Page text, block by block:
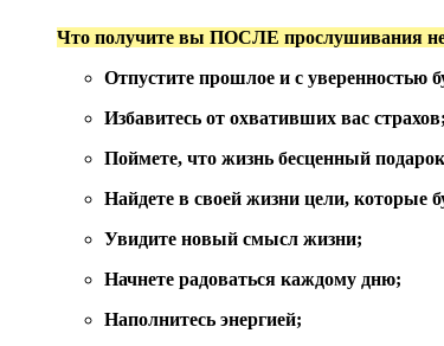
Что получите вы ПОСЛЕ прослушивания
Отпустите прошлое и с уверенностью
Избавитесь от охвативших вас страхов;
Поймете, что жизнь бесценный
Найдете в своей жизни цели, которые
Увидите новый смысл жизни;
Начнете радоваться каждому дню;
Наполнитесь энергией;